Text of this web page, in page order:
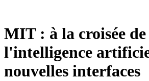
MIT : à la croisée de
l'intelligence
nouvelles interfaces